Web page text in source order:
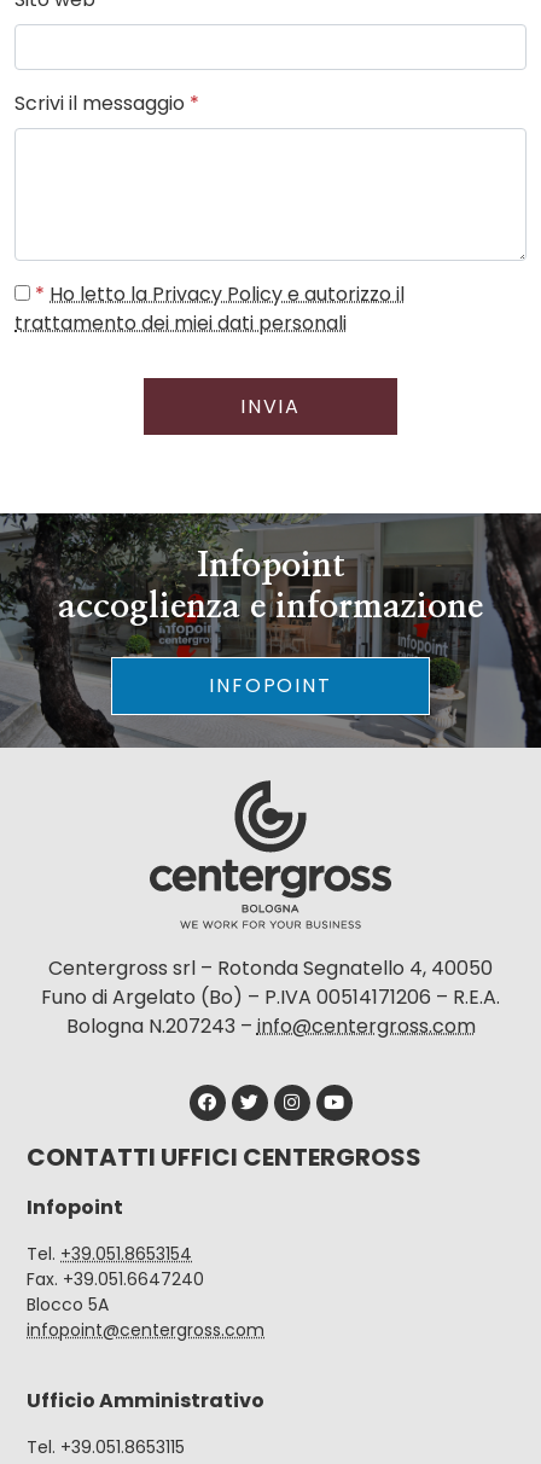
Scrivi il messaggio *
* Ho letto la Privacy Policy e autorizzo il
trattamento dei miei dati personali
INVIA
Infopoint
accoglienza e informazione
INFOPOINT
Centergross srl – Rotonda Segnatello 4, 40050
Funo di Argelato (Bo) – P.IVA 00514171206 – R.E.A.
Bologna N.207243 –info@centergross.com
CONTATTI UFFICI CENTERGROSS
Infopoint
Tel. +39.051.8653154
Fax. +39.051.6647240
Blocco 5A
infopoint@centergross.com
Ufficio Amministrativo
Tel. +39.051.8653115